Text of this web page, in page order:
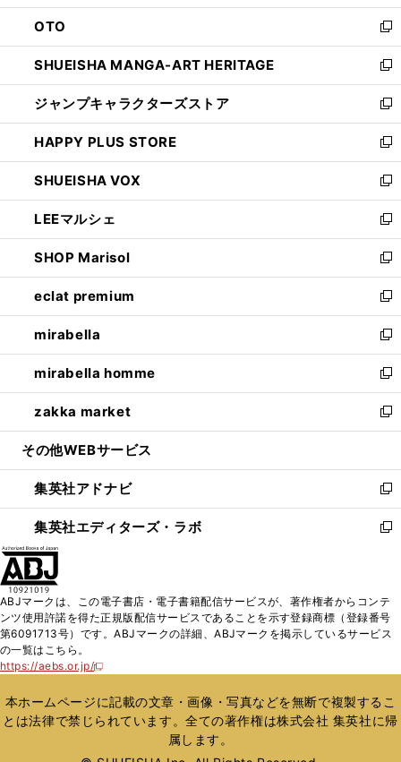
ウ
で
開
く
ン
ド
ウ
で
開
く
OTO
新
し
い
ウ
ィ
ン
ド
ウ
で
開
く
SHUEISHA MANGA-ART HERITAGE
新
し
い
ウ
ィ
ン
ド
ウ
で
開
く
ジャンプキャラクターズストア
新
し
い
ウ
ィ
ン
ド
ウ
で
開
く
HAPPY PLUS STORE
新
し
い
ウ
ィ
ン
ド
ウ
で
開
く
SHUEISHA VOX
新
し
い
ウ
ィ
ン
ド
ウ
で
開
く
LEEマルシェ
新
し
い
ウ
ィ
ン
ド
ウ
で
開
く
SHOP Marisol
新
し
い
ウ
ィ
ン
ド
ウ
で
開
eclat premium
新
し
い
ウ
ィ
ン
ド
ウ
開
く
mirabella
新
し
い
ウ
ィ
ン
ウ
で
開
く
mirabella homme
新
し
い
ウ
ン
ド
ウ
で
zakka market
新
し
ウ
ィ
ン
ド
く
その他WEBサービス
集英社アドナビ
新
し
い
ド
ウ
で
集英社エディターズ・ラボ
新
ィ
ン
ド
開
く
ABJマークは、この電子書店・電子書籍配信サービスが、著作権者からコンテ
ンツ使用許諾を得た正規版配信サービスであることを示す登録商標（登録番号
第6091713号）です。ABJマークの詳細、ABJマークを掲示しているサービス
の一覧はこちら。
https://aebs.or.jp/
新
い
ウ
ィ
本ホームページに記載の文章・画像・写真などを無断で複製するこ
とは法律で禁じられています。全ての著作権は株式会社 集英社に帰
属します。